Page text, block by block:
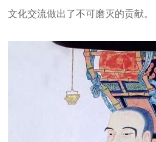
文化交流做出了不可磨灭的贡献。